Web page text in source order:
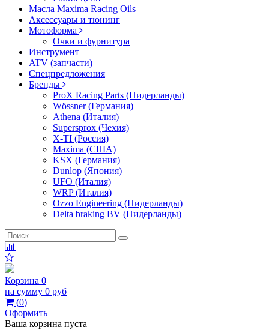
Масла Maxima Racing Oils
Аксессуары и тюнинг
Мотоформа
Очки и фурнитура
Инструмент
ATV (запчасти)
Спецпредложения
Бренды
ProX Racing Parts (Нидерланды)
Wössner (Германия)
Athena (Италия)
Supersprox (Чехия)
X-TI (Россия)
Maxima (США)
KSX (Германия)
Dunlop (Япония)
UFO (Италия)
WRP (Италия)
Ozzo Engineering (Нидерланды)
Delta braking BV (Нидерланды)
Корзина 0
на сумму 0 руб
(0)
Оформить
Ваша корзина пуста